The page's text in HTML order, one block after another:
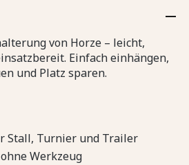
von Horze – leicht,
Einfach einhängen,
und Platz sparen.
Stall, Turnier und Trailer
Werkzeug